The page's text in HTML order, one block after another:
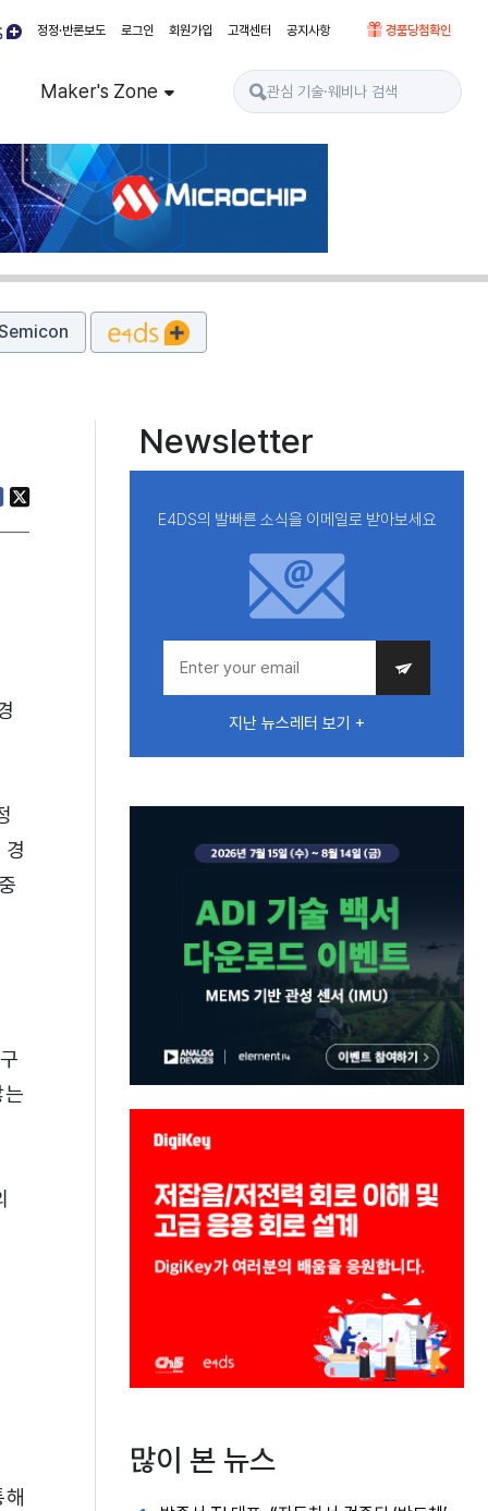
정정·반론보도 로그인 회원가입 고객센터 공지사항 경품당첨확인
Maker's Zone
Newsletter
E4DS의 발빠른 소식을 이메일로 받아보세요
지난 뉴스레터 보기 +
많이 본 뉴스